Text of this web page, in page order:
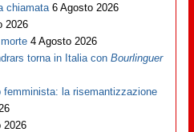
chiamata 6 Agosto 2026
2026
4 Agosto 2026
torna in Italia conBourlinguer
femminista: la risemantizzazione
2026